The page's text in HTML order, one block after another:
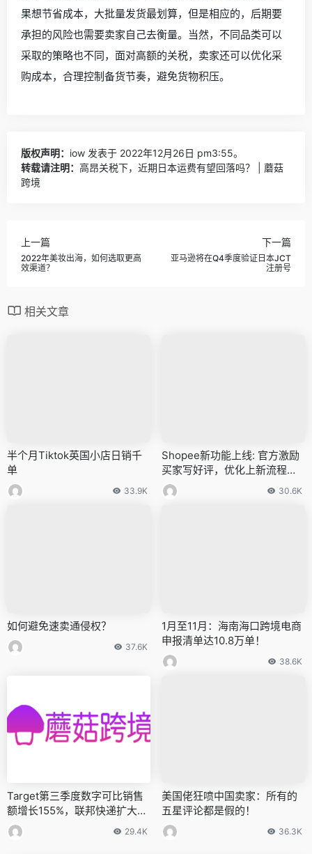
果想节省成本，大批量发货最划算，但是相应的，后期要
承担的风险也需要卖家自己去衡量。当然，不同品类可以
采取的策略也不同，面对高额的关税，卖家还可以优化采
购成本，合理控制备货节奏，避免货物积压。
版权声明： iow 发表于 2022年12月26日 pm3:55。
转载请注明： 高昂关税下，近期日本运费有望回落吗？ | 蘑菇
跨境
上一篇
2022年美妆出海，如何选取更高
效渠道？
下一篇
亚马逊将在Q4季度验证日本JCT
注册号
相关文章
半个月Tiktok英国小店日销千
单
33.9K
Shopee新功能上线: 官方激励
买家写好评，优化上新流程增
订单
30.6K
如何避免速卖通侵权？
37.6K
1月至11月：海南海口跨境电商
申报清单达10.8万单！
38.6K
Target第三季度数字可比销售
额增长155%，联邦快递扩大航
空部门运营
29.4K
美国佬狂喷中国卖家：所有的
五星评论都是假的！
36.3K